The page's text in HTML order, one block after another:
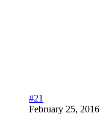
#21
February 25, 2016